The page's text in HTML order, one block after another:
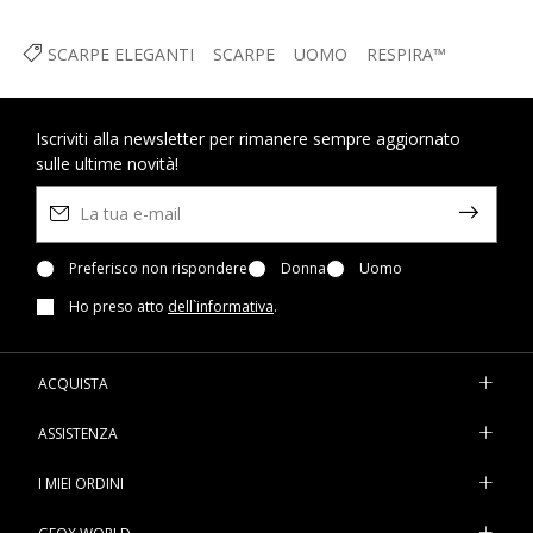
SCARPE ELEGANTI SCARPE UOMO RESPIRA™
Iscriviti alla newsletter per rimanere sempre aggiornato
sulle ultime novità!
Preferisco non rispondere Donna
Uomo
Ho preso atto dell`informativa.
ACQUISTA
ASSISTENZA
I MIEI ORDINI